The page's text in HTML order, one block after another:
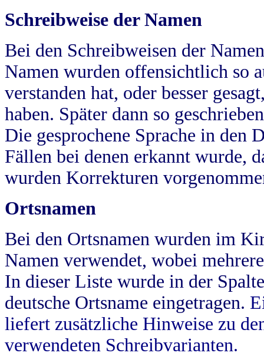
Schreibweise der Namen
Bei den Schreibweisen der
Namen wurden offensichtlich so
verstanden hat, oder besser
haben. Später dann so
Die gesprochene Sprache in
Fällen bei denen erkannt wurde,
wurden Korrekturen
Ortsnamen
Bei den Ortsnamen wurden im
Namen verwendet, wobei
In dieser Liste wurde in der
deutsche Ortsname eingetragen.
liefert zusätzliche Hinweise zu
verwendeten Schreibvarianten.